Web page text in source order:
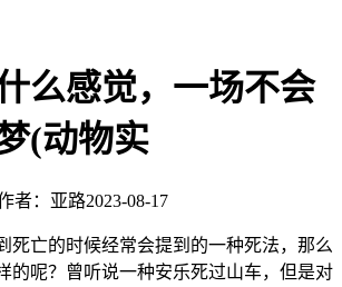
么感觉，一场不会
(动物实
者：亚路2023-08-17
死亡的时候经常会提到的一种死法，那么
的呢？曾听说一种安乐死过山车，但是对